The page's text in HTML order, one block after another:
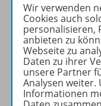
Zugehörige
Wir verwenden
Cookies auch
personalisieren,
anbieten zu
Webseite zu
Daten zu ihrer
unsere Partner
Analysen
Informationen